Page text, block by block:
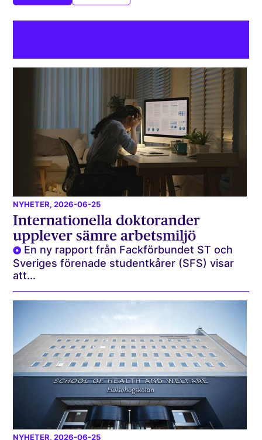
NYHETER, 2026-06-25
Internationella doktorander
upplever sämre arbetsmiljö
En ny rapport från Fackförbundet ST och
Sveriges förenade studentkårer (SFS) visar
att...
NYHETER, 2026-06-25